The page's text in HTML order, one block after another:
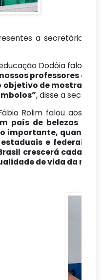
a secretária de
Dodôia falou,
professores e
objetivo de mostrar
, disse a
Rolim falou aos
país de belezas
importante, quando
e federais.
crescerá cada
de vida da